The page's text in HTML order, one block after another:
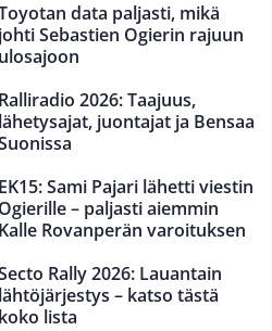
data paljasti, mikä
johti Sebastien Ogierin rajuun
ulosajoon
Ralliradio 2026: Taajuus,
lähetysajat, juontajat ja Bensaa
EK15: Sami Pajari lähetti viestin
Ogierille – paljasti aiemmin
Kalle Rovanperän varoituksen
Rally 2026: Lauantain
lähtöjärjestys – katso tästä
koko lista